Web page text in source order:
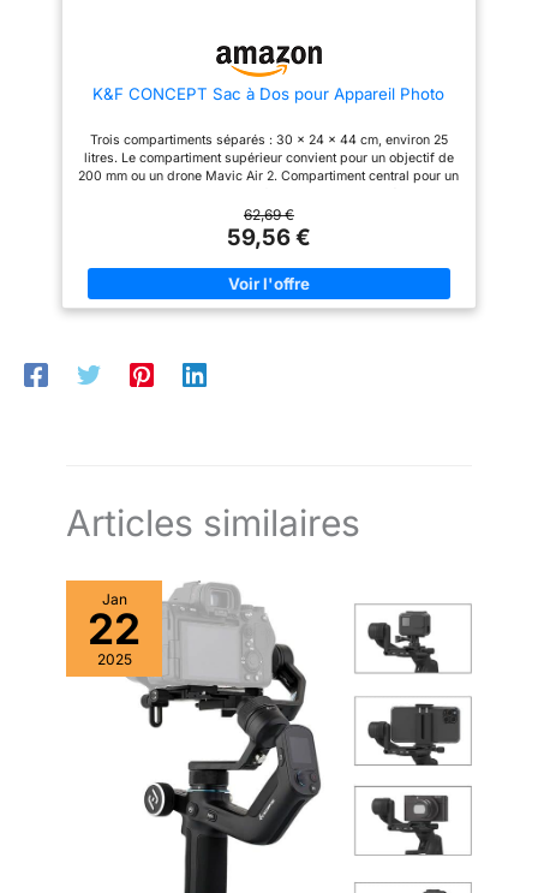
confortable et respirant, même
【Multifonction】Retirez les
urbain léger et élégant. Parfait
pour les excursions
quotidiennes. Le noir, discret et
K&F CONCEPT Sac à Dos pour Appareil Photo
Trois compartiments séparés : 30 x 24 x 44 cm, environ 25
litres. Le compartiment supérieur convient pour un objectif de
200 mm ou un drone Mavic Air 2. Compartiment central pour un
Compartiment inférieur pour 3 objectifs standard ou un
appareil photo, un objectif. Accès rapide : ouverture latérale
pour un accès rapide à l'appareil photo et aux accessoires
pendant le transport – pour être rapidement à portée de main
dans les moments cruciaux. Autres poches de rangement :
nombreuses poches fonctionnelles pour ranger téléphone
rembourré offre de la place, spécialement conçu pour les
62,69 €
59,56 €
Articles similaires
Jan
22
2025